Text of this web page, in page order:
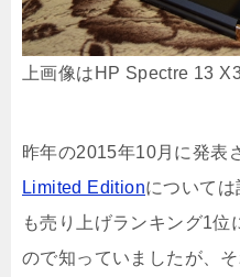
上画像はHP Spectre 13
昨年の2015年10月に発表
Limited Editionについて
も売り上げランキング1位
ので知っていましたが、